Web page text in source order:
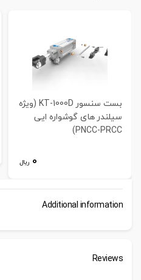
بست سنسور KT-1000D (ویژه
سیلندر های گوشواره ایی
PNCC-PRCC)
0 ریال
Additional information
Reviews